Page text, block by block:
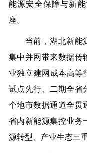
能源安全保障与新
座。
当前，湖北新能源
集中并网带来数据传
业独立建网成本高等
试点先行、 二期全省
个地市数据通道全贯
省内新能源集控业务
源转型、产业生态三